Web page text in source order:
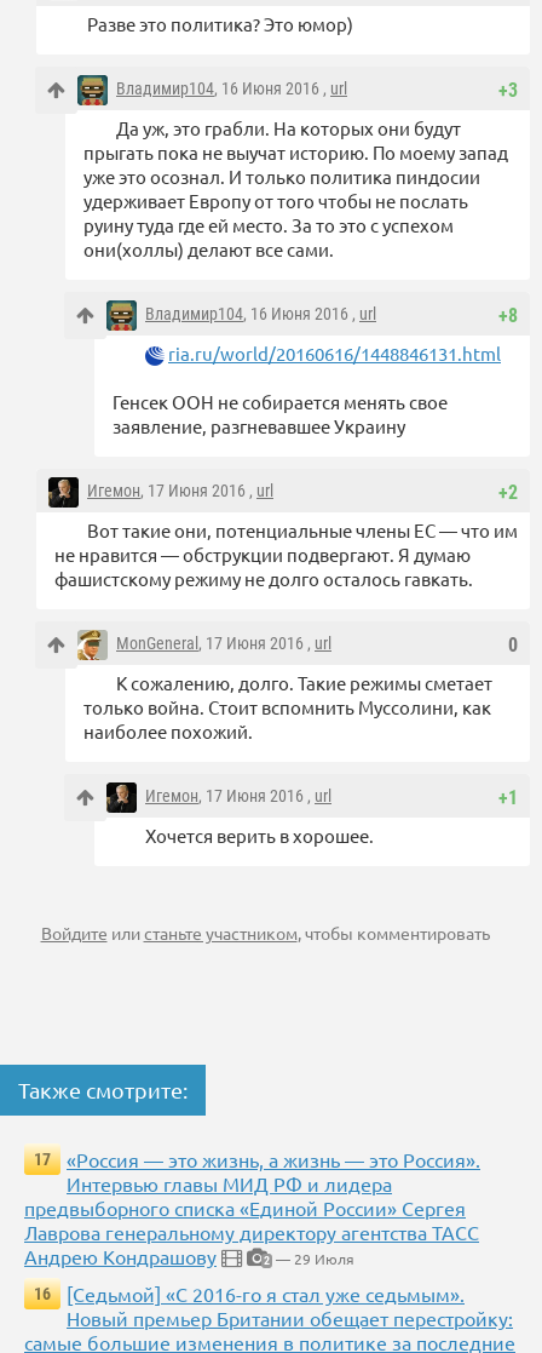
Разве это политика? Это юмор)
+3
Владимир104, 16 Июня 2016 , url
Да уж, это грабли. На которых они будут
прыгать пока не выучат историю. По моему запад
уже это осознал. И только политика пиндосии
удерживает Европу от того чтобы не послать
руину туда где ей место. За то это с успехом
они(холлы) делают все сами.
+8
Владимир104, 16 Июня 2016 , url
ria.ru/world/20160616/1448846131.html
Генсек ООН не собирается менять свое
заявление, разгневавшее Украину
+2
Игемон, 17 Июня 2016 , url
Вот такие они, потенциальные члены ЕС — что им
не нравится — обструкции подвергают. Я думаю
фашистскому режиму не долго осталось гавкать.
0
MonGeneral , 17 Июня 2016 , url
К сожалению, долго. Такие режимы сметает
только война. Стоит вспомнить Муссолини, как
наиболее похожий.
+1
Игемон, 17 Июня 2016 , url
Хочется верить в хорошее.
Войдите илистаньте участником, чтобы комментировать
Также смотрите:
17
«Россия — это жизнь, а жизнь — это Россия».
Интервью главы МИД РФ и лидера
предвыборного списка «Единой России» Сергея
Лаврова генеральному директору агентства ТАСС
Андрею Кондрашову
2 — 29 Июля
16
[Седьмой] «С 2016-го я стал уже седьмым».
Новый премьер Британии обещает перестройку:
самые большие изменения в политике за последние